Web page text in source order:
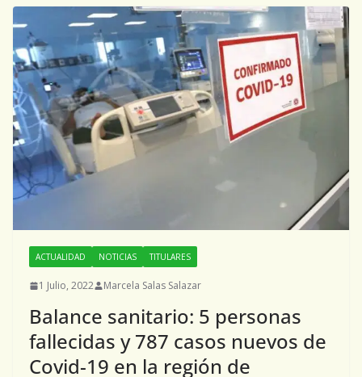
ACTUALIDAD NOTICIAS TITULARES
1 Julio, 2022 Marcela Salas Salazar
Balance sanitario: 5 personas
fallecidas y 787 casos nuevos de
Covid-19 en la región de